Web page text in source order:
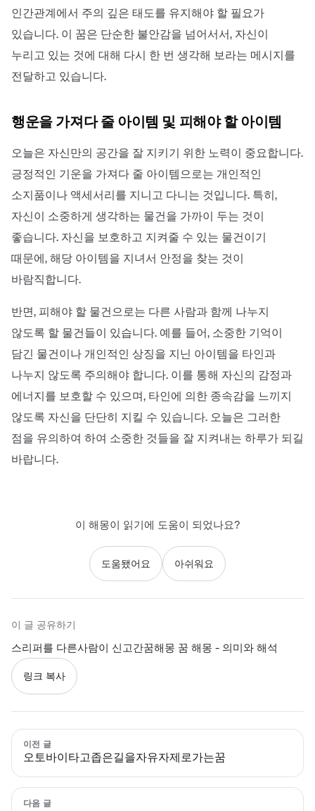
인간관계에서 주의 깊은 태도를 유지해야 할 필요가
있습니다. 이 꿈은 단순한 불안감을 넘어서서, 자신이
누리고 있는 것에 대해 다시 한 번 생각해 보라는 메시지를
전달하고 있습니다.
행운을 가져다 줄 아이템 및 피해야 할 아이템
오늘은 자신만의 공간을 잘 지키기 위한 노력이 중요합니다.
긍정적인 기운을 가져다 줄 아이템으로는 개인적인
소지품이나 액세서리를 지니고 다니는 것입니다. 특히,
자신이 소중하게 생각하는 물건을 가까이 두는 것이
좋습니다. 자신을 보호하고 지켜줄 수 있는 물건이기
때문에, 해당 아이템을 지녀서 안정을 찾는 것이
바람직합니다.
반면, 피해야 할 물건으로는 다른 사람과 함께 나누지
않도록 할 물건들이 있습니다. 예를 들어, 소중한 기억이
담긴 물건이나 개인적인 상징을 지닌 아이템을 타인과
나누지 않도록 주의해야 합니다. 이를 통해 자신의 감정과
에너지를 보호할 수 있으며, 타인에 의한 종속감을 느끼지
않도록 자신을 단단히 지킬 수 있습니다. 오늘은 그러한
점을 유의하여 하여 소중한 것들을 잘 지켜내는 하루가 되길
바랍니다.
이 해몽이 읽기에 도움이 되었나요?
도움됐어요 아쉬워요
이 글 공유하기
스리퍼를 다른사람이 신고간꿈해몽 꿈 해몽 - 의미와 해석
링크 복사
이전 글
오토바이타고좁은길을자유자제로가는꿈
다음 글